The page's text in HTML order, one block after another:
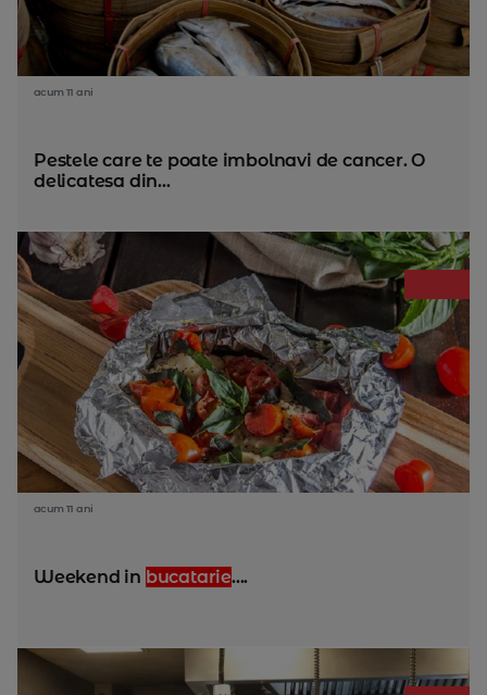
acum 11 ani
Pestele care te poate imbolnavi de cancer. O
delicatesa din...
acum 11 ani
Weekend in bucatarie....